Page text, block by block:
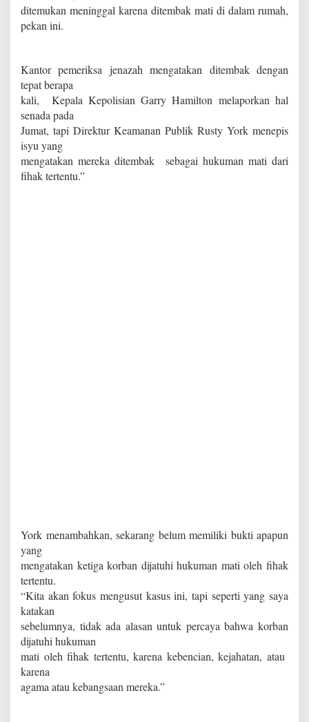
ditemukan meninggal karena ditembak mati di dalam rumah,
pekan ini.
Kantor pemeriksa jenazah mengatakan ditembak dengan
tepat berapa
kali, Kepala Kepolisian Garry Hamilton melaporkan hal
senada pada
Jumat, tapi Direktur Keamanan Publik Rusty York menepis
isyu yang
mengatakan mereka ditembak sebagai hukuman mati dari
fihak tertentu.”
York menambahkan, sekarang belum memiliki bukti apapun
yang
mengatakan ketiga korban dijatuhi hukuman mati oleh fihak
tertentu.
“Kita akan fokus mengusut kasus ini, tapi seperti yang saya
katakan
sebelumnya, tidak ada alasan untuk percaya bahwa korban
dijatuhi hukuman
mati oleh fihak tertentu, karena kebencian, kejahatan, atau
karena
agama atau kebangsaan mereka.”